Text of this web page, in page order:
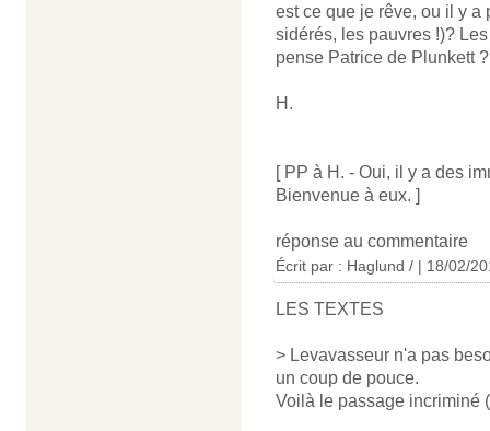
est ce que je rêve, ou il y a
sidérés, les pauvres !)?
pense Patrice de Plunkett ?
H.
[ PP à H. - Oui, il y a des
Bienvenue à eux. ]
réponse au commentaire
Écrit par : Haglund / | 18/02/
LES TEXTES
> Levavasseur n'a pas
un coup de pouce.
Voilà le passage incriminé